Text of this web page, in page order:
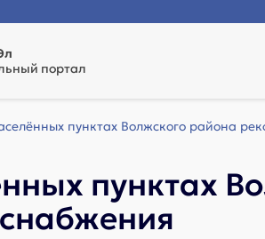
портал
пунктах Волжского района
пунктах